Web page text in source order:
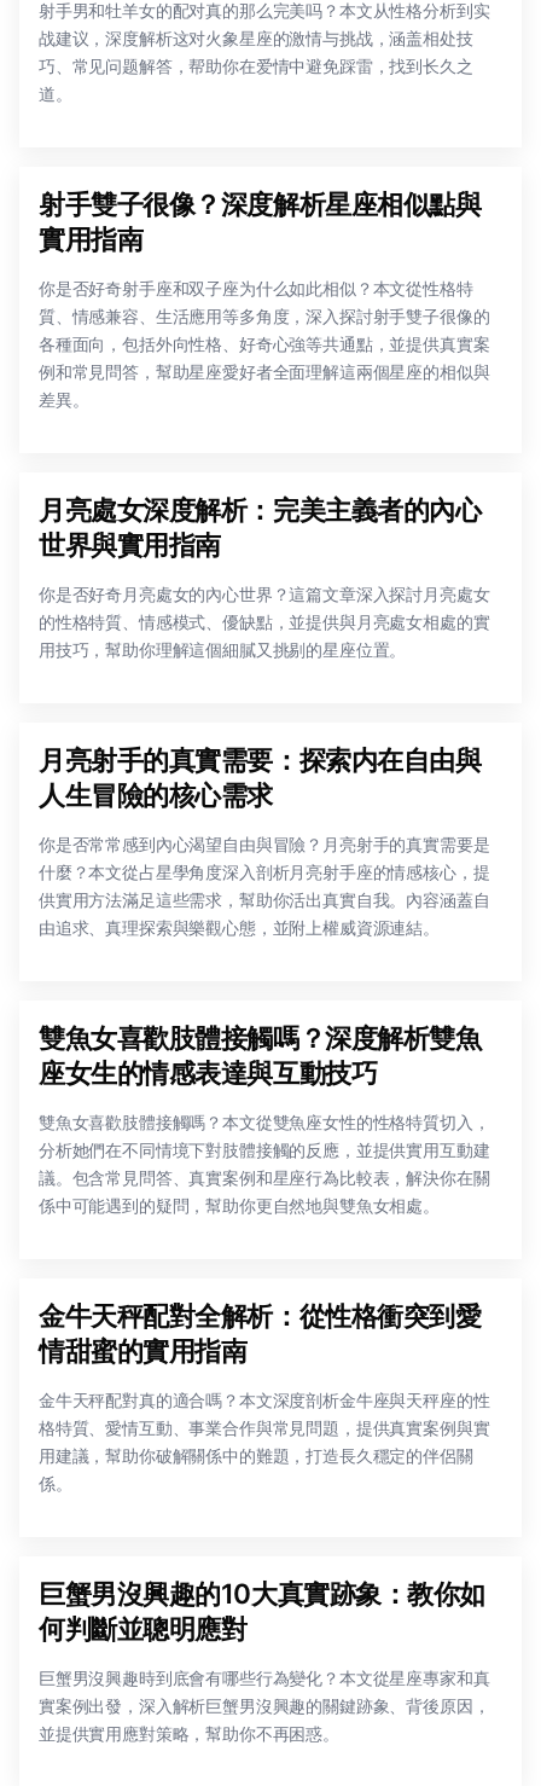
射手男和牡羊女的配对真的那么完美吗？本文从性格分析到实
战建议，深度解析这对火象星座的激情与挑战，涵盖相处技
巧、常见问题解答，帮助你在爱情中避免踩雷，找到长久之
道。
射手雙子很像？深度解析星座相似點與
實用指南
你是否好奇射手座和双子座为什么如此相似？本文從性格特
質、情感兼容、生活應用等多角度，深入探討射手雙子很像的
各種面向，包括外向性格、好奇心強等共通點，並提供真實案
例和常見問答，幫助星座愛好者全面理解這兩個星座的相似與
差異。
月亮處女深度解析：完美主義者的內心
世界與實用指南
你是否好奇月亮處女的內心世界？這篇文章深入探討月亮處女
的性格特質、情感模式、優缺點，並提供與月亮處女相處的實
用技巧，幫助你理解這個細膩又挑剔的星座位置。
月亮射手的真實需要：探索内在自由與
人生冒險的核心需求
你是否常常感到內心渴望自由與冒險？月亮射手的真實需要是
什麼？本文從占星學角度深入剖析月亮射手座的情感核心，提
供實用方法滿足這些需求，幫助你活出真實自我。內容涵蓋自
由追求、真理探索與樂觀心態，並附上權威資源連結。
雙魚女喜歡肢體接觸嗎？深度解析雙魚
座女生的情感表達與互動技巧
雙魚女喜歡肢體接觸嗎？本文從雙魚座女性的性格特質切入，
分析她們在不同情境下對肢體接觸的反應，並提供實用互動建
議。包含常見問答、真實案例和星座行為比較表，解決你在關
係中可能遇到的疑問，幫助你更自然地與雙魚女相處。
金牛天秤配對全解析：從性格衝突到愛
情甜蜜的實用指南
金牛天秤配對真的適合嗎？本文深度剖析金牛座與天秤座的性
格特質、愛情互動、事業合作與常見問題，提供真實案例與實
用建議，幫助你破解關係中的難題，打造長久穩定的伴侶關
係。
巨蟹男沒興趣的10大真實跡象：教你如
何判斷並聰明應對
巨蟹男沒興趣時到底會有哪些行為變化？本文從星座專家和真
實案例出發，深入解析巨蟹男沒興趣的關鍵跡象、背後原因，
並提供實用應對策略，幫助你不再困惑。